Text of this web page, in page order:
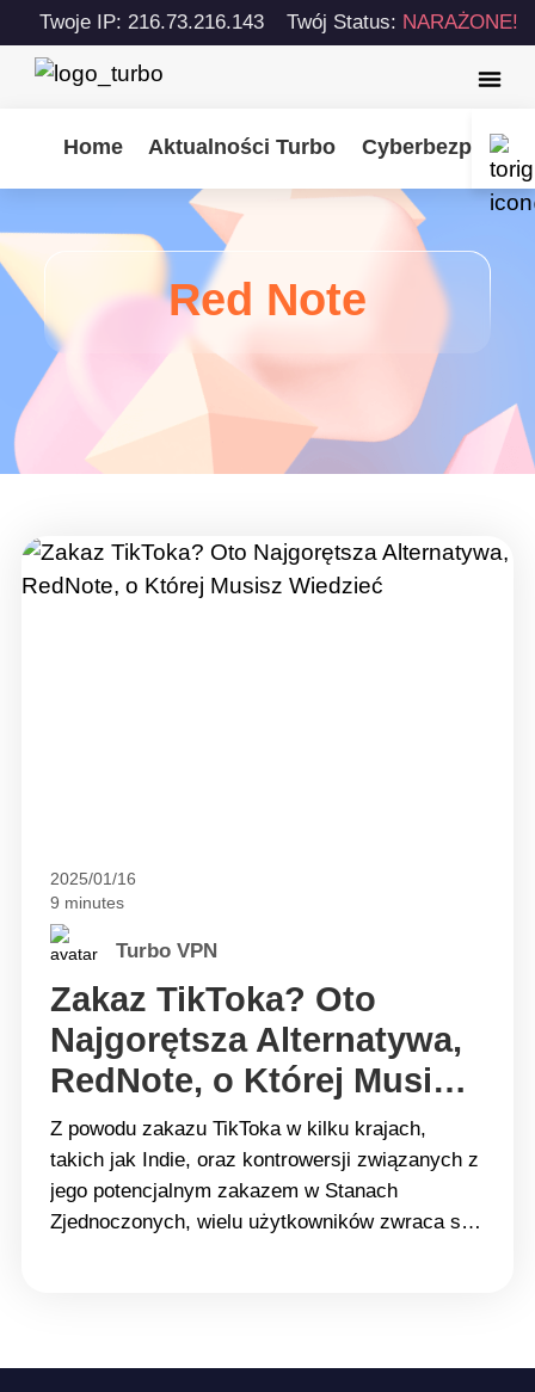
Twoje IP: 216.73.216.143 Twój Status: NARAŻONE!
Home Aktualności Turbo
Red Note
2025/01/16
9 minutes
Turbo VPN
Zakaz TikToka? Oto
Najgorętsza Alternatywa,
RedNote, o Której Musisz
Wiedzieć
Z powodu zakazu TikToka w kilku krajach,
takich jak Indie, oraz kontrowersji związanych z
jego potencjalnym zakazem w Stanach
Zjednoczonych, wielu użytkowników zwraca się